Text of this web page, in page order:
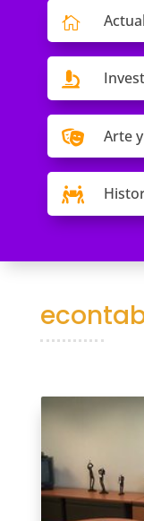


 Arte
